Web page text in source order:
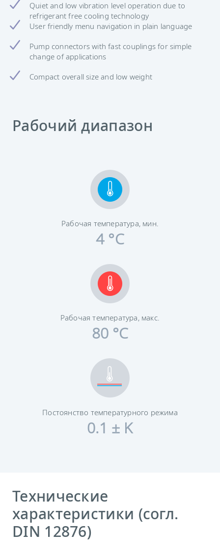
Quiet and low vibration level operation due to
refrigerant free cooling technology
User friendly menu navigation in plain language
Pump connectors with fast couplings for simple
change of applications
Compact overall size and low weight
Рабочий диапазон
Рабочая температура, мин.
4 °C
Рабочая температура, макс.
80 °C
Постоянство температурного режима
0.1 ± K
Технические
характеристики (согл.
DIN 12876)